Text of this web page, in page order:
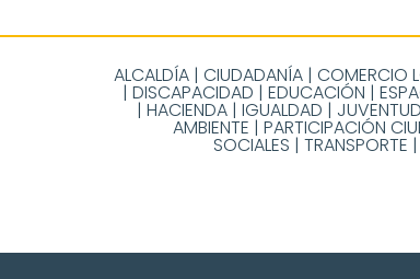
ALCALDÍA| CIUDADANÍA| COMERCIO
| DISCAPACIDAD | EDUCACIÓN |
| HACIENDA| IGUALDAD | JUVENTUD
AMBIENTE | PARTICIPACIÓN
SOCIALES | TRANSPORTE |